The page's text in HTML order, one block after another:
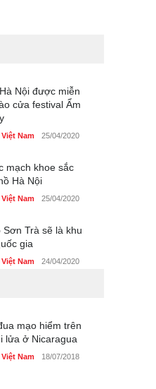
Nội được miễn
cửa festival Ẩm
Nam 25/04/2020
mạch khoe sắc
Hà Nội
Nam 25/04/2020
Sơn Trà sẽ là khu
gia
Nam 24/04/2020
Nam 25/04/2020
động tôn vinh
mạo hiểm trên
lửa ở Nicaragua
Nam 18/07/2018